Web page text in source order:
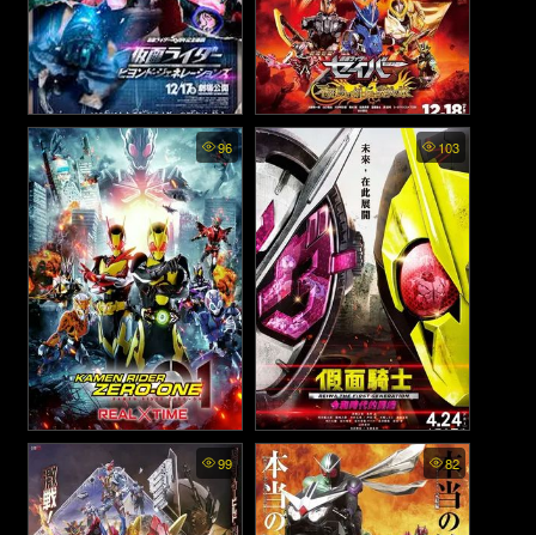
Kamen Rider Beyond
Generations - มาสค์ไรเดอร์
ศึกไอ้มดแดงข้ามศตวรรษ
(2021)
Kamen Rider Saber: The
Phoenix Swordsman and the
Book of Ruin - มาสค์ไรเดอร์
เซเบอร์ เดอะมูฟวี่: นักดาบ
ฟีนิกซ์และสมุดแห่งหายนะ
(2020)
96
Kamen Rider Zero-One the
Movie: Real×Time - มาสค์ไร
เดอร์เซโร่วัน เดอะมูฟวี่: เรอัล
ไทม์ (2020)
103
Kamen Rider Reiwa The
First Generation - มาสค์ไรเด
อร์: กำเนิดใหม่ไอ้มดแดงยุค
เรย์วะ (2019)
99 82